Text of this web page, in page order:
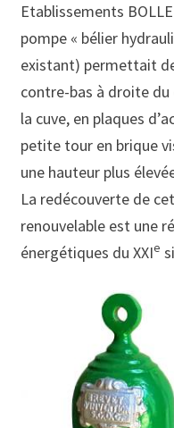
Etablissements
pompe « bélier
existant) permettait
contre-bas à droite du
la cuve, en plaques
petite tour en brique
une hauteur plus
La redécouverte de
renouvelable est une
énergétiques du XXIe